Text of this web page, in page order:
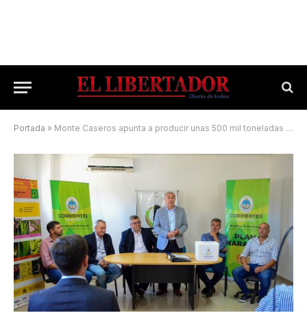
Portada » Monte Caseros apunta a producir unas 500 mil toneladas de naranjas